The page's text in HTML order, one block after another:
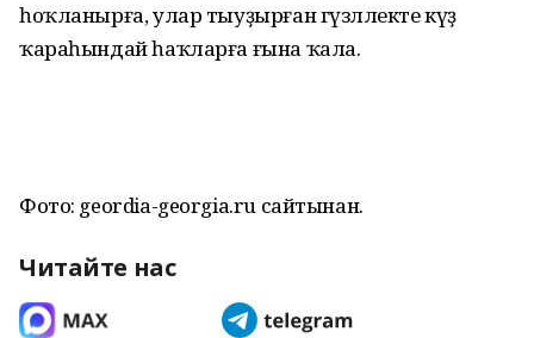
һоҡланырға, улар тыуҙырған гүзәллекте күҙ
ҡараһындай һаҡларға ғына ҡала.
Фото: geordia-georgia.ru cайтынан.
Читайте нас